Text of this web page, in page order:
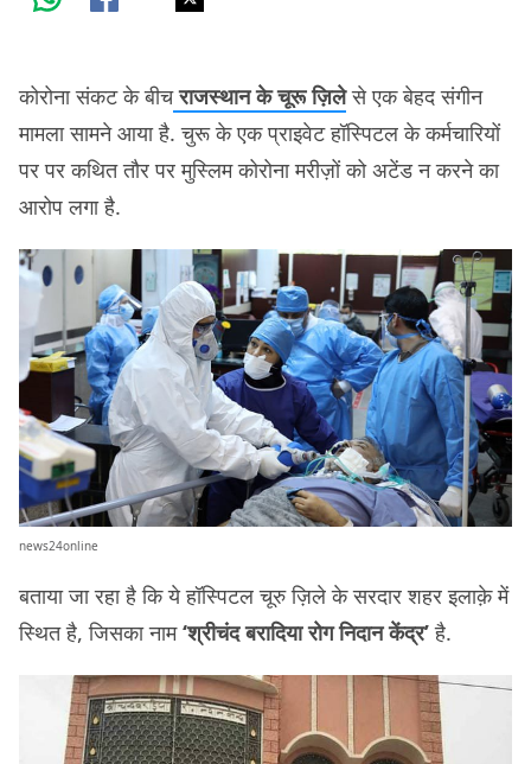
कोरोना संकट के बीच राजस्थान के चूरू ज़िले से एक बेहद संगीन
मामला सामने आया है. चुरू के एक प्राइवेट हॉस्पिटल के कर्मचारियों
पर पर कथित तौर पर मुस्लिम कोरोना मरीज़ों को अटेंड न करने का
आरोप लगा है.
news24online
बताया जा रहा है कि ये हॉस्पिटल चूरु ज़िले के सरदार शहर इलाक़े में
स्थित है, जिसका नाम‘श्रीचंद बरादिया रोग निदान केंद्र’है.